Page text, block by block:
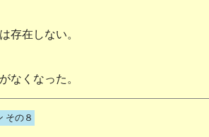
存在しない。
なくなった。
その８